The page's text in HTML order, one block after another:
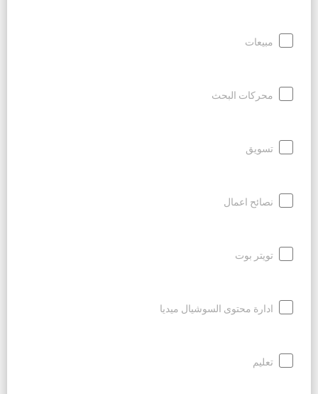
مبيعات
محركات البحث
تسويق
نصائح اعمال
تويتر بوت
ادارة محتوى السوشيال ميديا
تعليم